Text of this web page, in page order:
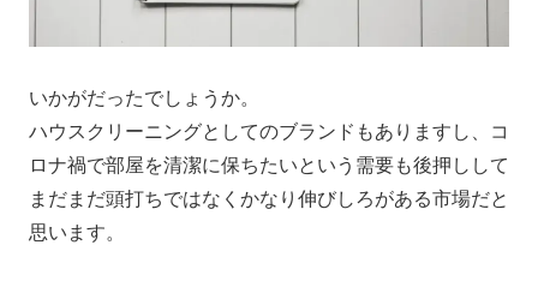
いかがだったでしょうか。
ハウスクリーニングとしてのブランドもありますし、コ
ロナ禍で部屋を清潔に保ちたいという需要も後押しして
まだまだ頭打ちではなくかなり伸びしろがある市場だと
思います。